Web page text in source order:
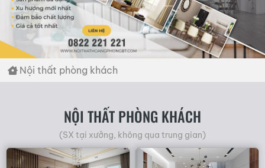
Nội thất phòng khách
NỘI THẤT PHÒNG KHÁCH
(SX tại xưởng, không qua trung gian)